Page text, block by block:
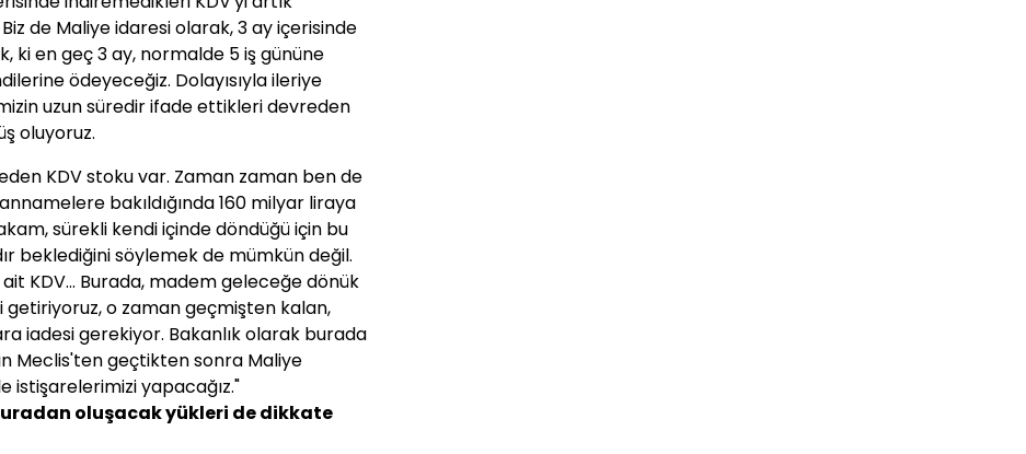
de Maliye idaresi olarak, 3 ay içerisinde
en geç 3 ay, normalde 5 iş gününe
ödeyeceğiz. Dolayısıyla ileriye
uzun süredir ifade ettikleri devreden
oluyoruz.
KDV stoku var. Zaman zaman ben de
bakıldığında 160 milyar liraya
sürekli kendi içinde döndüğü için bu
beklediğini söylemek de mümkün değil.
ait KDV... Burada, madem geleceğe dönük
getiriyoruz, o zaman geçmişten kalan,
iadesi gerekiyor. Bakanlık olarak burada
Meclis'ten geçtikten sonra Maliye
istişarelerimizi yapacağız."
oluşacak yükleri de dikkate